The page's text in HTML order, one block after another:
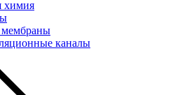
химия
каналы